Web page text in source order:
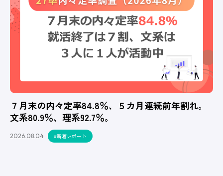
７月末の内々定率84.8％、５カ月連続前年割れ。
文系80.9％、理系92.7％。
2026.08.04 #新着レポート